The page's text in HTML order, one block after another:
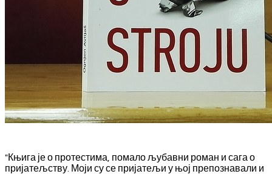
"Књига је о протестима, помало љубавни роман и сага о
пријатељству. Моји су се пријатељи у њој препознавали и